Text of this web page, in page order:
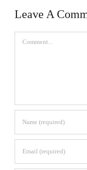
Leave A
Comment